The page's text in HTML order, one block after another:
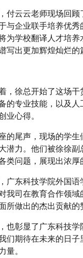
付云云老师现场回
与企业联手培养优
为学校翻译人才培
写出更加辉煌灿烂的
，徐总开始了这场
的专业技能，以及
业心得。
的尾声，现场的学
潜力。他们被徐徐
类问题，展现出浓厚
广东科技学院外国
我司在教育合作领
所做出的杰出贡献的
也彰显了广东科技
们期待在未来的日
量。